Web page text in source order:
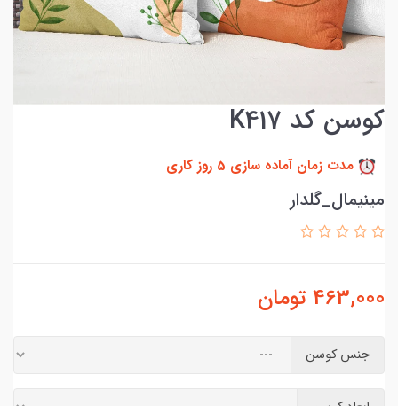
کوسن کد K417
مدت زمان آماده سازی 5 روز کاری
مینیمال_گلدار
463,000 تومان
جنس کوسن